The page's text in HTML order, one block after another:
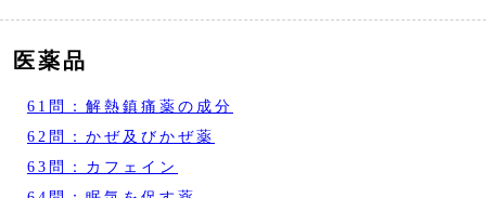
医薬品
61問：解熱鎮痛薬の成分
62問：かぜ及びかぜ薬
63問：カフェイン